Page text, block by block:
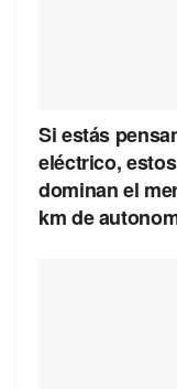
Si estás
eléctrico,
dominan el
km de